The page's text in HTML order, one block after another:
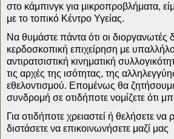
στο κάμπινγκ για μικροπροβλήματα,
με το τοπικό Κέντρο Υγείας.
Να θυμάστε πάντα ότι οι διοργανωτές
κερδοσκοπική επιχείρηση με
αντιρατσιστική κινηματική
τις αρχές της ισότητας, της
εθελοντισμού. Επομένως θα
συνδρομή σε οτιδήποτε νομίζετε ότι
Για οτιδήποτε χρειαστεί ή θελήσετε
διστάσετε να επικοινωνήσετε μαζί μας